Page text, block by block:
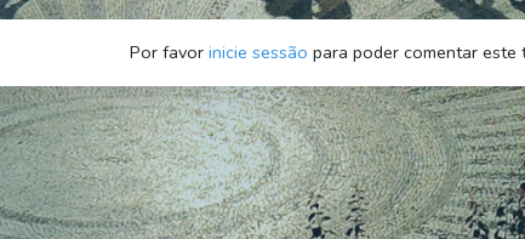
Por favor inicie sessão para poder comentar este